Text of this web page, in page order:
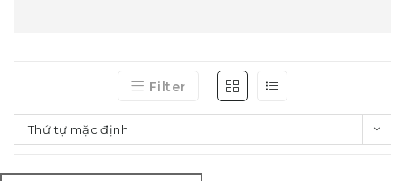
Filter
Thứ tự mặc định